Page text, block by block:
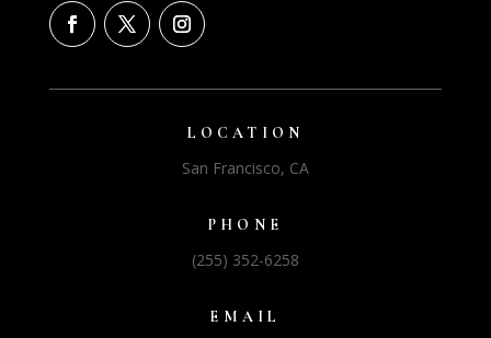
LOCATION
San Francisco, CA
PHONE
(255) 352-6258
EMAIL